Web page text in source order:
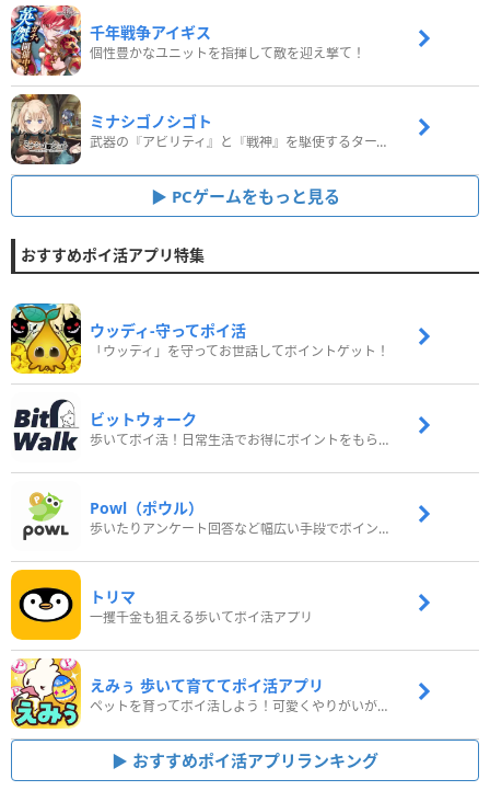
千年戦争アイギス
個性豊かなユニットを指揮して敵を迎え撃て！
ミナシゴノシゴト
武器の『アビリティ』と『戦神』を駆使するターン制コマンドバトルRPG！
PCゲームをもっと見る
おすすめポイ活アプリ特集
ウッディ‐守ってポイ活
「ウッディ」を守ってお世話してポイントゲット！
ビットウォーク
歩いてポイ活！日常生活でお得にポイントをもらおう
Powl（ポウル）
歩いたりアンケート回答など幅広い手段でポイントをゲット
トリマ
一攫千金も狙える歩いてポイ活アプリ
えみぅ 歩いて育ててポイ活アプリ
ペットを育ってポイ活しよう！可愛くやりがいがある新感覚アプリ
おすすめポイ活アプリランキング